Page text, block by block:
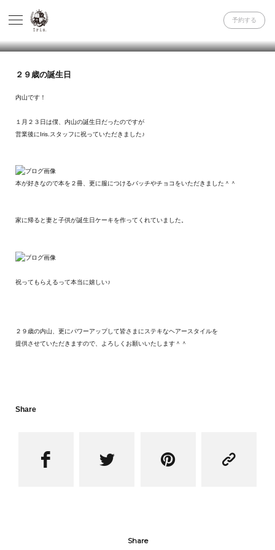
予約する
２９歳の誕生日
内山です！
１月２３日は僕、内山の誕生日だったのですが
営業後にIris.スタッフに祝っていただきました♪
本が好きなので本を２冊、更に服につけるバッチやチョコをいただきました＾＾
家に帰ると妻と子供が誕生日ケーキを作ってくれていました。
祝ってもらえるって本当に嬉しい♪
２９歳の内山、更にパワーアップして皆さまにステキなヘアースタイルを
提供させていただきますので、よろしくお願いいたします＾＾
Share
   
Share